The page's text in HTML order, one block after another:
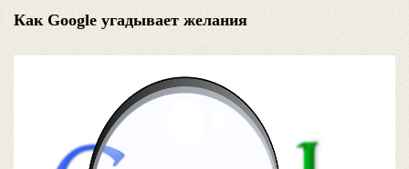
Как Google угадывает желания